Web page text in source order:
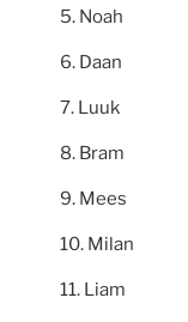
Noah
Daan
Luuk
Bram
Mees
Milan
Liam